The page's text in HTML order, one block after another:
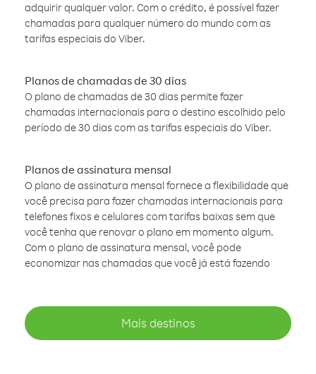
adquirir qualquer valor. Com o crédito, é possível fazer
chamadas para qualquer número do mundo com as
tarifas especiais do Viber.
Planos de chamadas de 30 dias
O plano de chamadas de 30 dias permite fazer
chamadas internacionais para o destino escolhido pelo
período de 30 dias com as tarifas especiais do Viber.
Planos de assinatura mensal
O plano de assinatura mensal fornece a flexibilidade que
você precisa para fazer chamadas internacionais para
telefones fixos e celulares com tarifas baixas sem que
você tenha que renovar o plano em momento algum.
Com o plano de assinatura mensal, você pode
economizar nas chamadas que você já está fazendo
Mais destinos